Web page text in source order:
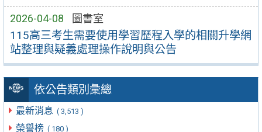
2026-04-08 圖書室
115高三考生需要使用學習歷程入學的相關升學網
站整理與疑義處理操作說明與公告
依公告類別彙總
最新消息 ( 3,513 )
榮譽榜 ( 180 )